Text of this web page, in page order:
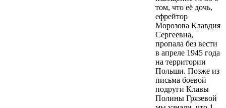
том, что её дочь,
ефрейтор
Морозова Клавдия
Сергеевна,
пропала без вести
в апреле 1945 года
на территории
Польши. Позже из
письма боевой
подруги Клавы
Полины Грязевой